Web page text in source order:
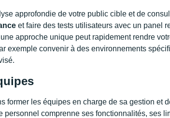
approfondie de votre public cible et de
et faire des tests utilisateurs avec un panel
approche unique peut rapidement rendre
exemple convenir à des environnements
former les équipes en charge de sa gestion et
personnel comprenne ses fonctionnalités, ses